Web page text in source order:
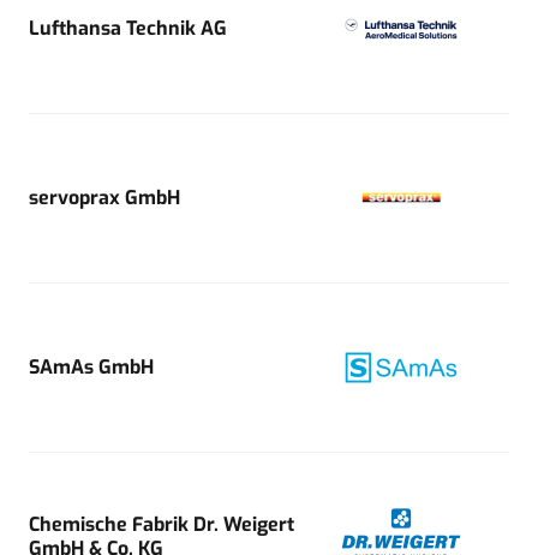
Lufthansa Technik AG
servoprax GmbH
SAmAs GmbH
Chemische Fabrik Dr. Weigert
GmbH & Co. KG